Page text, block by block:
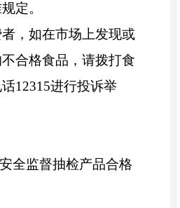
定。
，如在市场上发现或
合格食品，请拨打食
12315进行投诉举
全监督抽检产品合格